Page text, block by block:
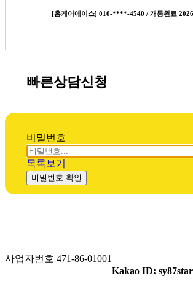
[홈케어에이스] 010-****-4540 / 개통완료
빠른상담신청
비밀번호
목록보기
비밀번호 확인
사업자번호 471-86-01001
Kakao ID: sy87star